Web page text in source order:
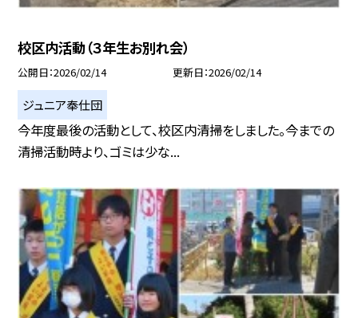
校区内活動（３年生お別れ会）
公開日 2026/02/14 更新日 2026/02/14
ジュニア奉仕団
今年度最後の活動として、校区内清掃をしました。今までの
清掃活動時より、ゴミは少な...